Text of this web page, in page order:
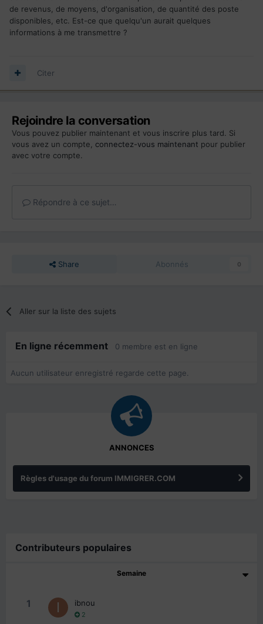
de revenus, de moyens, d'organisation, de quantité des poste
disponibles, etc. Est-ce que quelqu'un aurait quelques
informations à me transmettre ?
Citer
Rejoindre la conversation
Vous pouvez publier maintenant et vous inscrire plus tard. Si
vous avez un compte, connectez-vous maintenant pour publier
avec votre compte.
Répondre à ce sujet…
Share Abonnés 0
Aller sur la liste des sujets
En ligne récemment 0 membre est en ligne
Aucun utilisateur enregistré regarde cette page.
ANNONCES
Règles d'usage du forum IMMIGRER.COM
Contributeurs populaires
Semaine
1 ibnou
2